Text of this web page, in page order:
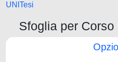
UNITesi
Sfoglia per